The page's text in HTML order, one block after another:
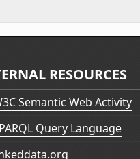
RESOURCES
Semantic Web Activity
Query Language